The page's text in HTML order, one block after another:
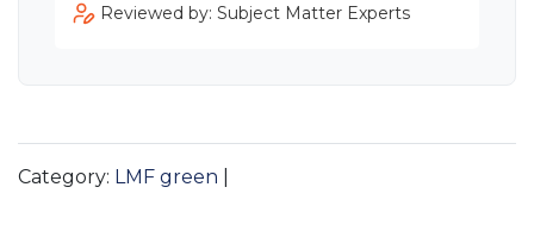
Reviewed by: Subject Matter Experts
Category: LMF green